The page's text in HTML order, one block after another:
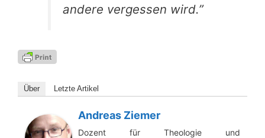
ande­re ver­ges­sen wird.”
Über Letz­te Artikel
Andreas Ziemer
Dozent für Theologie und